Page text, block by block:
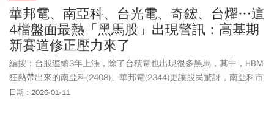
華邦電、南亞科、台光電、奇鋐、台燿…這
4檔盤面最熱「黑馬股」出現警訊：高基期
新賽道修正壓力來了
編按：台股連續3年上漲，除了台積電也出現很多黑馬，其中，HBM
狂熱帶出來的南亞科(2408)、華邦電(2344)更讓股民驚訝，南亞科市
值跑到6414億，對台塑集團尤其是南亞帶來很大助力，華邦電市值
日期：2026-01-11